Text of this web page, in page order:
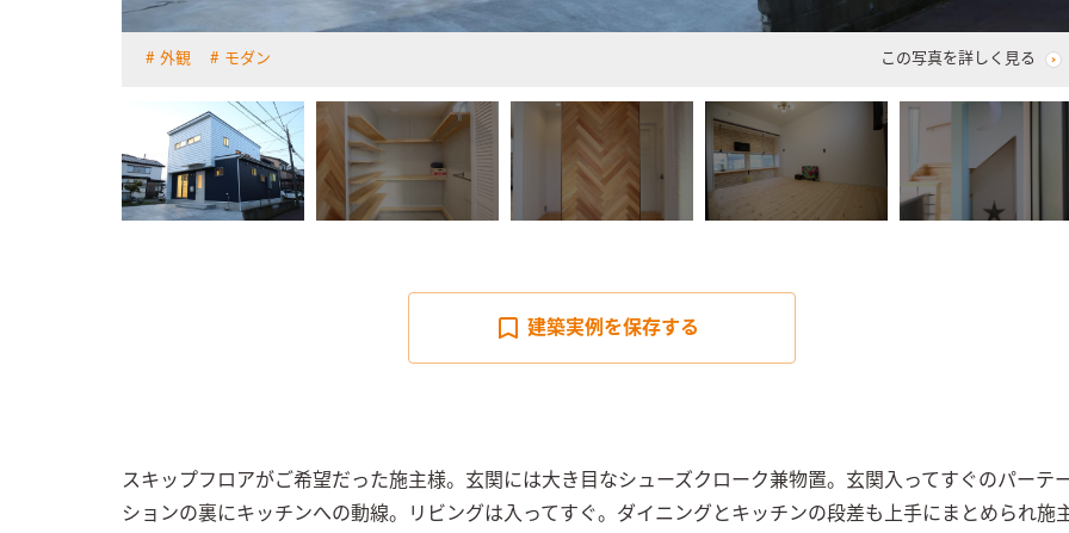
外観 モダン この写真を詳しく見る
建築実例を保存する
スキップフロアがご希望だった施主様。玄関には大き目なシューズクローク兼物置。玄関入ってすぐのパーテ
ションの裏にキッチンへの動線。リビングは入ってすぐ。ダイニングとキッチンの段差も上手にまとめられ施